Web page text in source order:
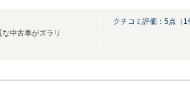
中古車がズラリ
クチコミ評価： 5点（ 1